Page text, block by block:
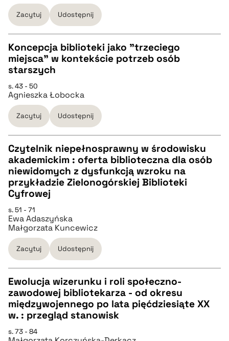
BIBTEX
pobierz cytat
Zacytuj Udostępnij
CZYSTY TEKST
pobierz cytat
BIBTEX
pobierz cytat
Koncepcja biblioteki jako "trzeciego
miejsca" w kontekście potrzeb osób
starszych
s. 43 - 50
Agnieszka Łobocka
Zacytuj Udostępnij
CZYSTY TEKST
pobierz cytat
BIBTEX
pobierz cytat
Czytelnik niepełnosprawny w środowisku
akademickim : oferta biblioteczna dla osób
niewidomych z dysfunkcją wzroku na
przykładzie Zielonogórskiej Biblioteki
Cyfrowej
s. 51 - 71
Ewa Adaszyńska
Małgorzata Kuncewicz
Zacytuj Udostępnij
CZYSTY TEKST
pobierz cytat
Ewolucja wizerunku i roli społeczno-
zawodowej bibliotekarza - od okresu
międzywojennego po lata pięćdziesiąte XX
w. : przegląd stanowisk
s. 73 - 84